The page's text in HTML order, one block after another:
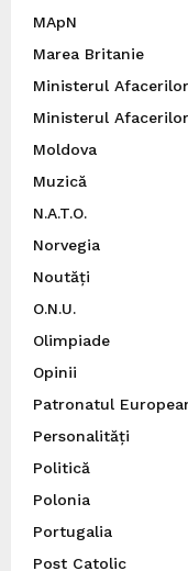
MApN
Marea Britanie
Ministerul
Ministerul
Moldova
Muzică
N.A.T.O.
Norvegia
Noutăți
O.N.U.
Olimpiade
Opinii
Patronatul
Personalități
Politică
Polonia
Portugalia
Post Catolic